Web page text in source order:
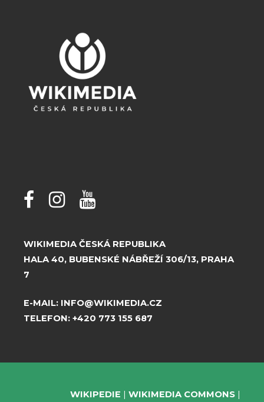
WIKIMEDIA ČESKÁ REPUBLIKA
HALA 40, BUBENSKÉ NÁBŘEŽÍ 306/13, PRAHA
7
E-MAIL: INFO@WIKIMEDIA.CZ
TELEFON: +420 773 155 687
WIKIPEDIE WIKIMEDIA COMMONS